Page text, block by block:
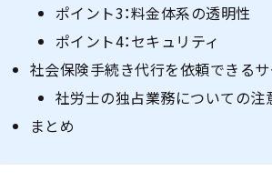
ポイント3：料金体系の透明性
ポイント4：セキュリティ
社会保険手続き代行を依頼できる
社労士の独占業務についての注
まとめ